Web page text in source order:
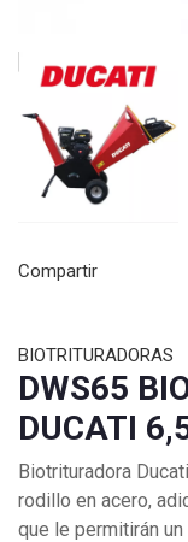
Compartir
BIOTRITURADORAS
DWS65
DUCATI
Biotrituradora
rodillo en acero,
que le permitirán